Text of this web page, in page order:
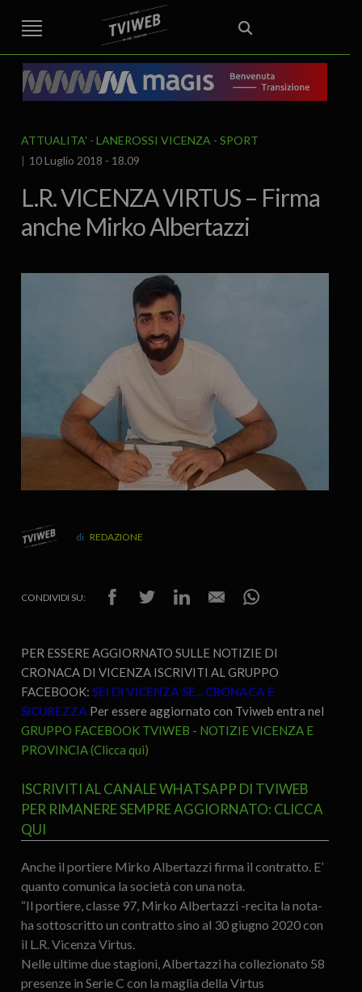
STREET TG CRONACA VENETO
VICENZA E PROVINCIA
AREA BERICA
ECONOMIA ATTUALITA’ POLITICA
EDITORIALE ITALIA E MONDO CURIOSITÀ – LIFESTYLE
CULTURA ARTE
SPORT
IL GRAFFIO FOOD & DRINK
ATTUALITA' LANEROSSI VICENZA
SPORT
10 Luglio 2018 - 18.09
L.R. VICENZA VIRTUS – Firma
anche Mirko Albertazzi
REDAZIONE
CONDIVIDI SU:
PER ESSERE AGGIORNATO SULLE NOTIZIE DI
CRONACA DI VICENZA ISCRIVITI AL GRUPPO
FACEBOOK: SEI DI VICENZA SE... CRONACA E
SICUREZZA Per essere aggiornato con Tviweb entra nel
GRUPPO FACEBOOK TVIWEB - NOTIZIE VICENZA E
PROVINCIA (Clicca qui)
ISCRIVITI AL CANALE WHATSAPP DI TVIWEB
PER RIMANERE SEMPRE AGGIORNATO: CLICCA
QUI
Anche il portiere Mirko Albertazzi firma il contratto. E’
quanto comunica la società con una nota.
“Il portiere, classe 97, Mirko Albertazzi -recita la nota-
ha sottoscritto un contratto sino al 30 giugno 2020 con
il L.R. Vicenza Virtus.
Nelle ultime due stagioni, Albertazzi ha collezionato 58
presenze in Serie C con la maglia della Virtus